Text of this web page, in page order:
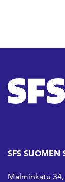
SFS SUOMEN
Malminkatu